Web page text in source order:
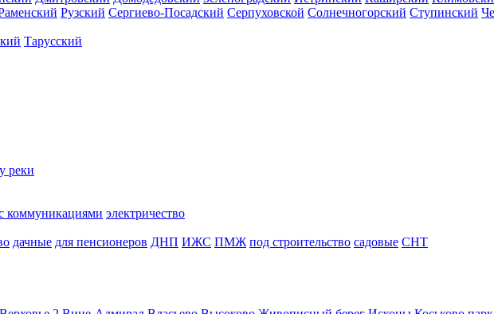
Рузский Сергиево-Посадский Серпуховской Солнечногорский Ступинский
Тарусский
у реки
коммуникациями электричество
дачные для пенсионеров ДНП ИЖС ПМЖ под строительство садовые СНТ